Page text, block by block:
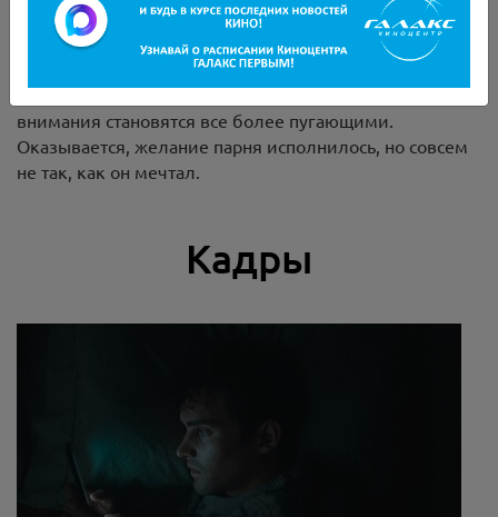
любила его больше всех на свете. И вот чудо -
девушка и правда в него влюбляется. Однако его
счастью быстро привходит конец. Парень замечает,
внимания становятся все более пугающими.
Оказывается, желание парня исполнилось, но совсем
не так, как он мечтал.
Кадры